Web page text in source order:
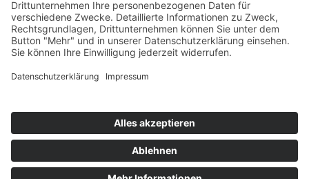
Telefon
02405 2735
praxis@hausarzt-in-würselen.de
nach oben
Impressum
Cookie-Einstellungen